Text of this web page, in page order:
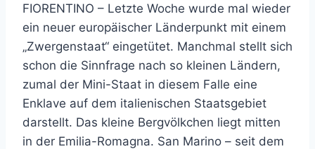
FIORENTINO – Letzte Woche wurde mal wieder
ein neuer europäischer Länderpunkt mit einem
„Zwergenstaat“ eingetütet. Manchmal stellt sich
schon die Sinnfrage nach so kleinen Ländern,
zumal der Mini-Staat in diesem Falle eine
Enklave auf dem italienischen Staatsgebiet
darstellt. Das kleine Bergvölkchen liegt mitten
in der Emilia-Romagna. San Marino – seit dem